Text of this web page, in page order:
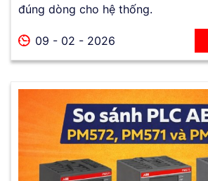
đúng dòng cho hệ thống.
09 - 02 - 2026